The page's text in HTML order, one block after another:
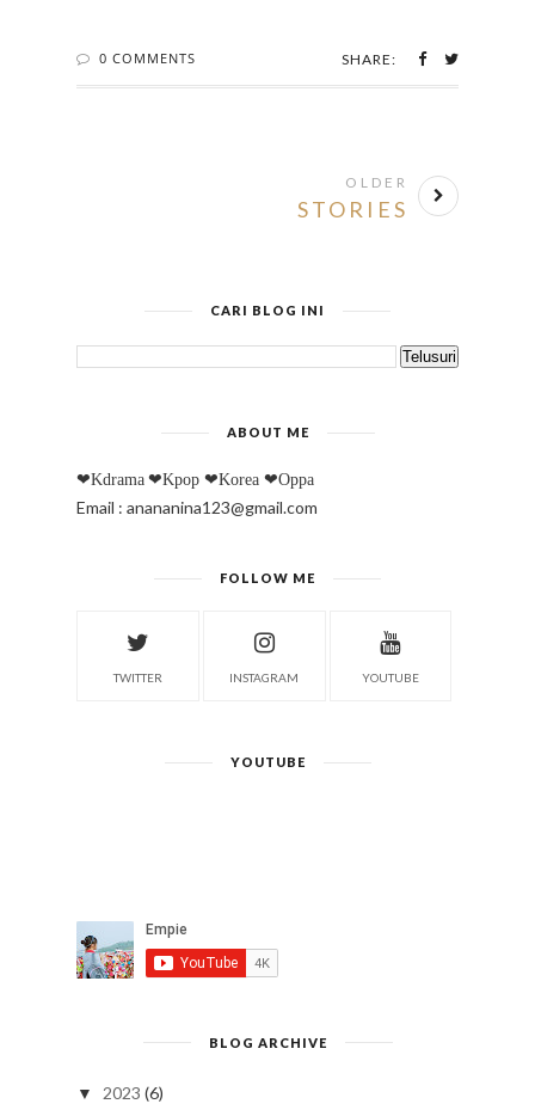
0 COMMENTS SHARE:
OLDER
STORIES
CARI BLOG INI
ABOUT ME
❤Kdrama ❤Kpop ❤Korea ❤Oppa
Email : anananina123@gmail.com
FOLLOW ME
TWITTER INSTAGRAM YOUTUBE
YOUTUBE
BLOG ARCHIVE
▼ 2023 (6)